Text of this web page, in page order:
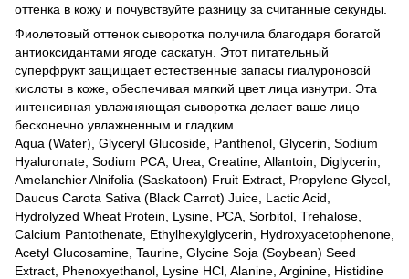
оттенка в кожу и почувствуйте разницу за считанные секунды.
Фиолетовый оттенок сыворотка получила благодаря богатой
антиоксидантами ягоде саскатун. Этот питательный
суперфрукт защищает естественные запасы гиалуроновой
кислоты в коже, обеспечивая мягкий цвет лица изнутри. Эта
интенсивная увлажняющая сыворотка делает ваше лицо
бесконечно увлажненным и гладким.
Aqua (Water), Glyceryl Glucoside, Panthenol, Glycerin, Sodium
Hyaluronate, Sodium PCA, Urea, Creatine, Allantoin, Diglycerin,
Amelanchier Alnifolia (Saskatoon) Fruit Extract, Propylene Glycol,
Daucus Carota Sativa (Black Carrot) Juice, Lactic Acid,
Hydrolyzed Wheat Protein, Lysine, PCA, Sorbitol, Trehalose,
Calcium Pantothenate, Ethylhexylglycerin, Hydroxyacetophenone,
Acetyl Glucosamine, Taurine, Glycine Soja (Soybean) Seed
Extract, Phenoxyethanol, Lysine HCl, Alanine, Arginine, Histidine